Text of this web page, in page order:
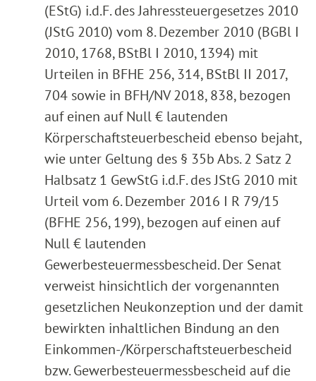
(EStG) i.d.F. des Jahressteuergesetzes 2010
(JStG 2010) vom 8. Dezember 2010 (BGBl I
2010, 1768, BStBl I 2010, 1394) mit
Urteilen in BFHE 256, 314, BStBl II 2017,
704 sowie in BFH/NV 2018, 838, bezogen
auf einen auf Null € lautenden
Körperschaftsteuerbescheid ebenso bejaht,
wie unter Geltung des § 35b Abs. 2 Satz 2
Halbsatz 1 GewStG i.d.F. des JStG 2010 mit
Urteil vom 6. Dezember 2016 I R 79/15
(BFHE 256, 199), bezogen auf einen auf
Null € lautenden
Gewerbesteuermessbescheid. Der Senat
verweist hinsichtlich der vorgenannten
gesetzlichen Neukonzeption und der damit
bewirkten inhaltlichen Bindung an den
Einkommen-/Körperschaftsteuerbescheid
bzw. Gewerbesteuermessbescheid auf die